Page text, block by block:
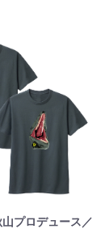
山プロデュース／